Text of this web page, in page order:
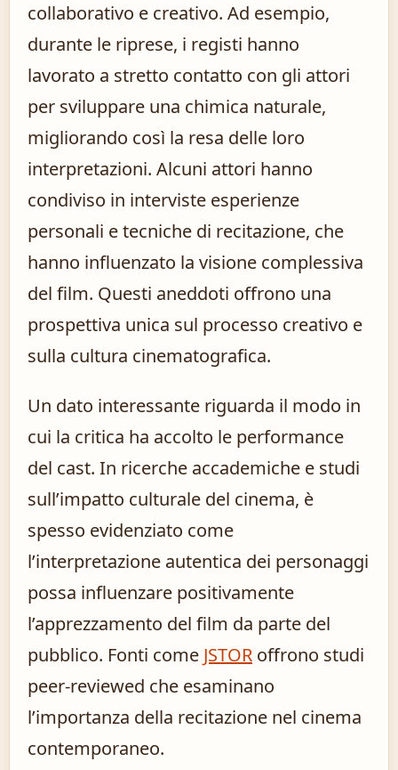
collaborativo e creativo. Ad esempio,
durante le riprese, i registi hanno
lavorato a stretto contatto con gli attori
per sviluppare una chimica naturale,
migliorando così la resa delle loro
interpretazioni. Alcuni attori hanno
condiviso in interviste esperienze
personali e tecniche di recitazione, che
hanno influenzato la visione complessiva
del film. Questi aneddoti offrono una
prospettiva unica sul processo creativo e
sulla cultura cinematografica.
Un dato interessante riguarda il modo in
cui la critica ha accolto le performance
del cast. In ricerche accademiche e studi
sull’impatto culturale del cinema, è
spesso evidenziato come
l’interpretazione autentica dei personaggi
possa influenzare positivamente
l’apprezzamento del film da parte del
pubblico. Fonti come JSTOR offrono studi
peer-reviewed che esaminano
l’importanza della recitazione nel cinema
contemporaneo.